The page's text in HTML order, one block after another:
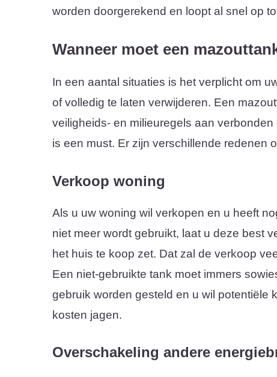
worden doorgerekend en loopt al snel op
Wanneer moet een
In een aantal situaties is het verplicht om
of volledig te laten verwijderen. Een
veiligheids- en milieuregels aan
is een must. Er zijn verschillende redenen
Verkoop woning
Als u uw woning wil verkopen en u heeft
niet meer wordt gebruikt, laat u deze best
het huis te koop zet. Dat zal de verkoop
Een niet-gebruikte tank moet immers
gebruik worden gesteld en u wil potentiële
kosten jagen.
Overschakeling andere